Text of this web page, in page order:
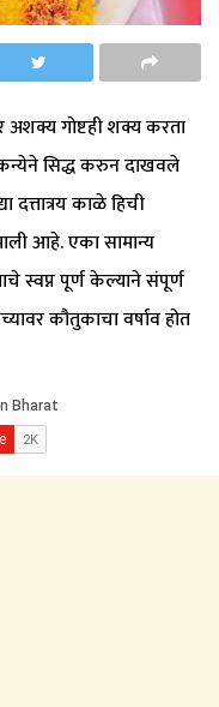
अशक्य गोष्टही शक्य करता
कन्येने सिद्ध करुन दाखवले
दत्तात्रय काळे हिची
आहे. एका सामान्य
स्वप्न पूर्ण केल्याने संपूर्ण
कौतुकाचा वर्षाव होत